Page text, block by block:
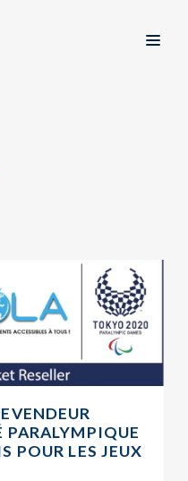
POUR LES JEUX